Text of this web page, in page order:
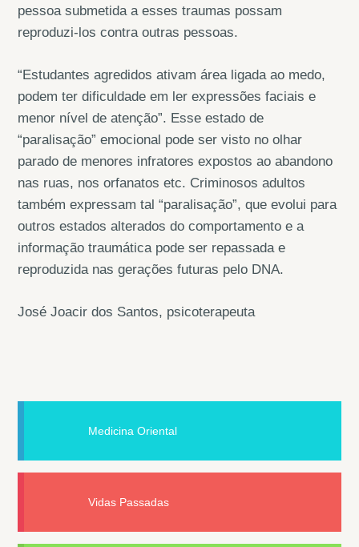
pessoa submetida a esses traumas possam
reproduzi-los contra outras pessoas.
“Estudantes agredidos ativam área ligada ao medo,
podem ter dificuldade em ler expressões faciais e
menor nível de atenção”. Esse estado de
“paralisação” emocional pode ser visto no olhar
parado de menores infratores expostos ao abandono
nas ruas, nos orfanatos etc. Criminosos adultos
também expressam tal “paralisação”, que evolui para
outros estados alterados do comportamento e a
informação traumática pode ser repassada e
reproduzida nas gerações futuras pelo DNA.
José Joacir dos Santos, psicoterapeuta
Medicina Oriental
Vidas Passadas